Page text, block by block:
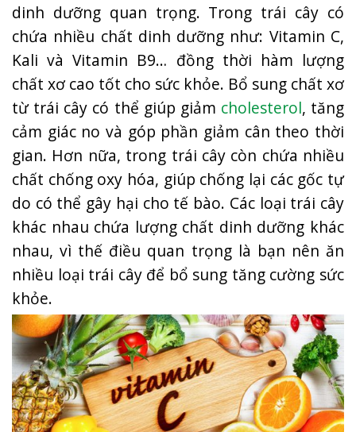
dinh dưỡng quan trọng. Trong trái cây có
chứa nhiều chất dinh dưỡng như: Vitamin C,
Kali và Vitamin B9… đồng thời hàm lượng
chất xơ cao tốt cho sức khỏe. Bổ sung chất xơ
từ trái cây có thể giúp giảm cholesterol, tăng
cảm giác no và góp phần giảm cân theo thời
gian. Hơn nữa, trong trái cây còn chứa nhiều
chất chống oxy hóa, giúp chống lại các gốc tự
do có thể gây hại cho tế bào. Các loại trái cây
khác nhau chứa lượng chất dinh dưỡng khác
nhau, vì thế điều quan trọng là bạn nên ăn
nhiều loại trái cây để bổ sung tăng cường sức
khỏe.